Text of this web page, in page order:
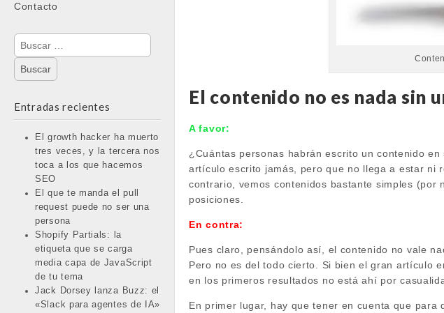
Contacto
Buscar:
Entradas recientes
El growth hacker ha muerto
tres veces, y la tercera nos
toca a los que hacemos
SEO
El que te manda el pull
request puede no ser una
persona
Shopify Partials: la
etiqueta que se carga
media capa de JavaScript
de tu tema
Jack Dorsey lanza Buzz: el
«Slack para agentes de IA»
El contenido no es nada sin
A favor:
¿Cuántas personas habrán escrito un contenido
artículo escrito jamás, pero que no llega a estar ni
contrario, vemos contenidos bastante simples
posiciones.
En contra:
Pues claro, pensándolo así, el contenido no vale
Pero no es del todo cierto. Si bien el gran artículo
en los primeros resultados no está ahí por
En primer lugar, hay que tener en cuenta que